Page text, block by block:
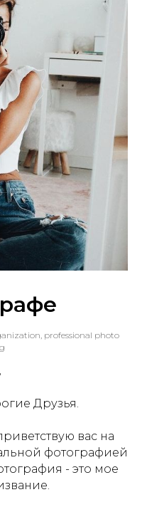
professional photo
Друзья.
вас на
фотографией
- это мое